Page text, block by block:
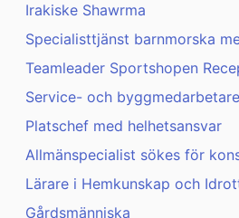
Irakiske Shawrma
Specialisttjänst barnmorska
Teamleader Sportshopen
Service- och byggmedarbetare
Platschef med helhetsansvar
Allmänspecialist sökes för
Lärare i Hemkunskap och
Gårdsmänniska